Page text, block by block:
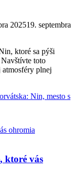
202519. septembra
ktoré sa pýši
toto
atmosféry plnej
Nin, mesto s
ktoré vás